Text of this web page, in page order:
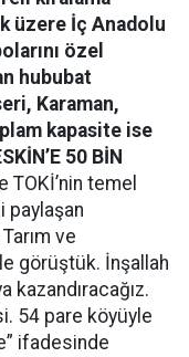
üzere İç Anadolu
özel
hububat
Karaman,
kapasite ise
50 BİN
temel
paylaşan
ve
görüştük. İnşallah
kazandıracağız.
54 pare köyüyle
ifadesinde